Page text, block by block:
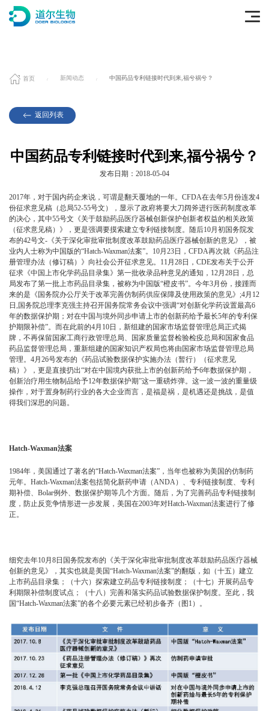
首页 新闻动态 中国药品专利链接时代到来,福兮祸兮？
返回列表
中国药品专利链接时代到来,福兮祸兮？
发布日期：2018-05-04
2017年，对于国内药企来说，可谓是翻天覆地的一年。CFDA在去年5月份连发4
份征求意见稿（总局52-55号文），显示了政府将要大刀阔斧进行医药制度改革
的决心，其中55号文《关于鼓励药品医疗器械创新保护创新者权益的相关政策
（征求意见稿）》，更是强调要摸索建立专利链接制度。随后10月初国务院发
布的42号文-《关于深化审批审批制度改革鼓励药品医疗器械创新的意见》，被
业内人士称为中国版的“Hatch-Waxman法案”。10月23日，CFDA再次就《药品注
册管理办法（修订稿）》向社会公开征求意见。11月28日，CDE发布关于公开
征求《中国上市化学药品目录集》第一批收录品种意见的通知，12月28日，总
局发布了第一批上市药品目录集，被称为中国版“橙皮书”。今年3月份，接踵而
来的是《国务院办公厅关于改革完善仿制药供应保障及使用政策的意见》;4月12
日,国务院总理李克强主持召开国务院常务会议中强调“对创新化学药设置最高6
年的数据保护期；对在中国与境外同步申请上市的创新药给予最长5年的专利保
护期限补偿”。而在此前的4月10日，新组建的国家市场监督管理总局正式揭
牌，不再保留国家工商行政管理总局、国家质量监督检验检疫总局和国家食品
药品监督管理总局，重新组建的国家知识产权局也将由国家市场监督管理总局
管理。4月26号发布的《药品试验数据保护实施办法（暂行）（征求意见
稿）》，更是直接扔出“对在中国境内获批上市的创新药给予6年数据保护期，
创新治疗用生物制品给予12年数据保护期”这一重磅炸弹。这一波一波的重量级
操作，对于置身制药行业的各大企业而言，是福是祸，是机遇还是挑战，是值
得我们深思的问题。
Hatch-Waxman法案
1984年，美国通过了著名的“Hatch-Waxman法案”，当年也被称为美国的仿制药
元年。Hatch-Waxman法案包括简化新药申请（ANDA）、专利链接制度、专利
期补偿、Bolar例外、数据保护期等几个方面。随后，为了完善药品专利链接制
度，防止反竞争情形进一步发展，美国在2003年对Hatch-Waxman法案进行了修
正。
细究去年10月8日国务院发布的《关于深化审批审批制度改革鼓励药品医疗器械
创新的意见》，其实也就是美国“Hatch-Waxman法案”的翻版，如（十五）建立
上市药品目录集；（十六）探索建立药品专利链接制度；（十七）开展药品专
利期限补偿制度试点；（十八）完善和落实药品试验数据保护制度。至此，我
国“Hatch-Waxman法案”的各个必要元素已经初步备齐（图1）。